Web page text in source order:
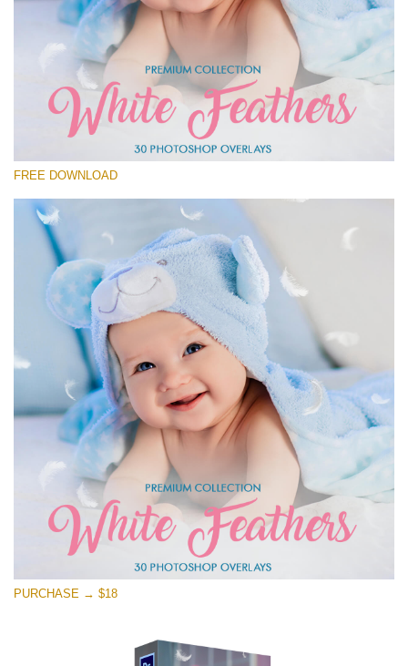
Por favor selecione
Free Feather Overlay #20
Small 800*600px
White Feathers
(30 Overlays)
Fairy Tale (344 Overlays)
Large 6000*4000px
Entire Collection
(1783 Overlays)
Large 6000*4000px
Download Grátis
FREE DOWNLOAD
PURCHASE → $18